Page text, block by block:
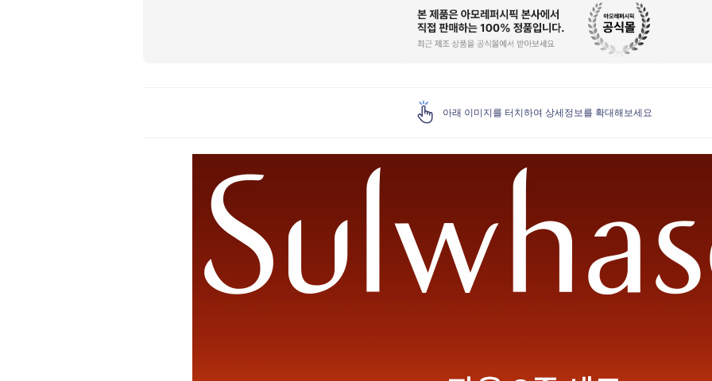
아래 이미지를 터치하여 상세정보를 확대해보세요